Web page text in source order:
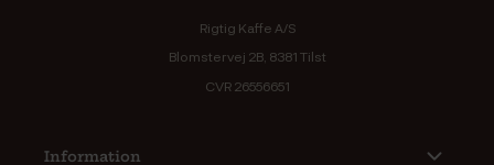
Rigtig Kaffe A/S
Blomstervej 2B, 8381 Tilst
CVR 26556651
Information